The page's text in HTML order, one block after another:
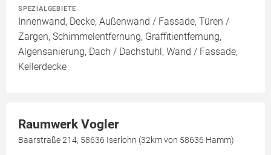
SPEZIALGEBIETE
Innenwand, Decke, Außenwand / Fassade, Türen /
Zargen, Schimmelentfernung, Graffitientfernung,
Algensanierung, Dach / Dachstuhl, Wand / Fassade,
Kellerdecke
Raumwerk Vogler
Baarstraße 214, 58636 Iserlohn (32km von 58636 Hamm)